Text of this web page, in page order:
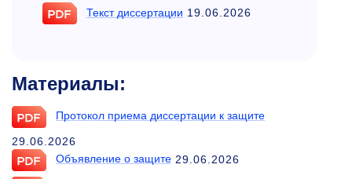
Текст диссертации 19.06.2026
Материалы:
Протокол приема диссертации к защите
29.06.2026
Объявление о защите 29.06.2026